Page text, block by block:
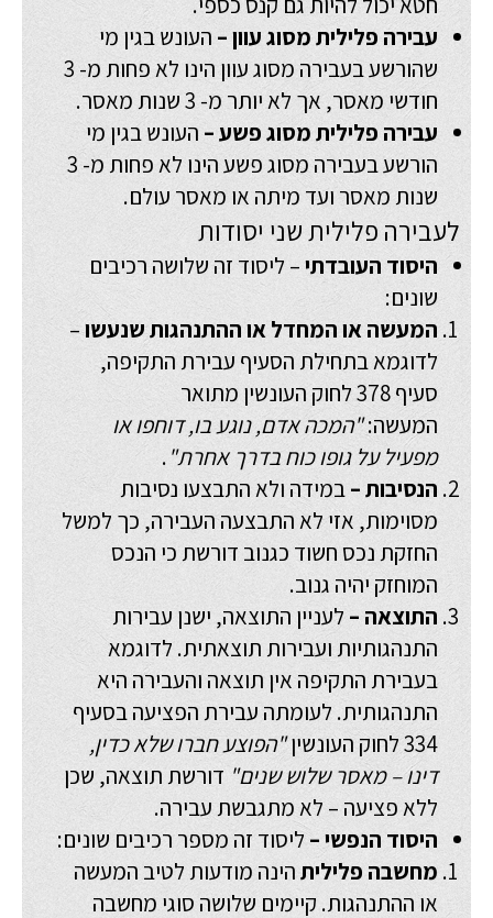
עבירה פלילית מסוג עוון – העונש בגין מי
שהורשע בעבירה מסוג עוון הינו לא פחות מ- 3
חודשי מאסר, אך לא יותר מ- 3 שנות מאסר.
עבירה פלילית מסוג פשע – העונש בגין מי
הורשע בעבירה מסוג פשע הינו לא פחות מ- 3
שנות מאסר ועד מיתה או מאסר עולם.
לעבירה פלילית שני יסודות
היסוד העובדתי– ליסוד זה שלושה רכיבים
שונים:
המעשה או המחדל או ההתנהגות שנעשו–
לדוגמא בתחילת הסעיף עבירת התקיפה,
סעיף 378 לחוק העונשין מתואר
המעשה:"המכה אדם, נוגע בו, דוחפו או
מפעיל על גופו כוח בדרך אחרת".
הנסיבות –במידה ולא התבצעו נסיבות
מסוימות, אזי לא התבצעה העבירה, כך למשל
החזקת נכס חשוד כגנוב דורשת כי הנכס
המוחזק יהיה גנוב.
התוצאה – לעניין התוצאה, ישנן עבירות
התנהגותיות ועבירות תוצאתית. לדוגמא
בעבירת התקיפה אין תוצאה והעבירה היא
התנהגותית. לעומתה עבירת הפציעה בסעיף
334 לחוק העונשין
"הפוצע חברו שלא כדין,
דינו – מאסר שלוש שנים"דורשת תוצאה, שכן
ללא פציעה – לא מתגבשת עבירה.
היסוד הנפשי –ליסוד זה מספר רכיבים שונים:
מחשבה פליליתהינה מודעות לטיב המעשה
או ההתנהגות. קיימים שלושה סוגי מחשבה